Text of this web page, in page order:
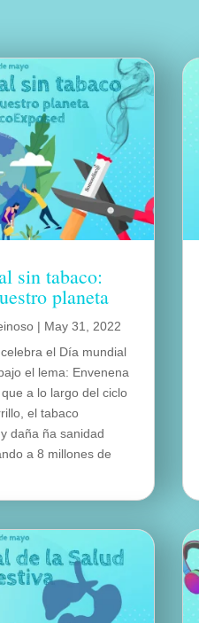
sin tabaco:
planeta
| May 31, 2022
el Día mundial
el lema: Envenena
a lo largo del ciclo
el tabaco
daña ña sanidad
a 8 millones de